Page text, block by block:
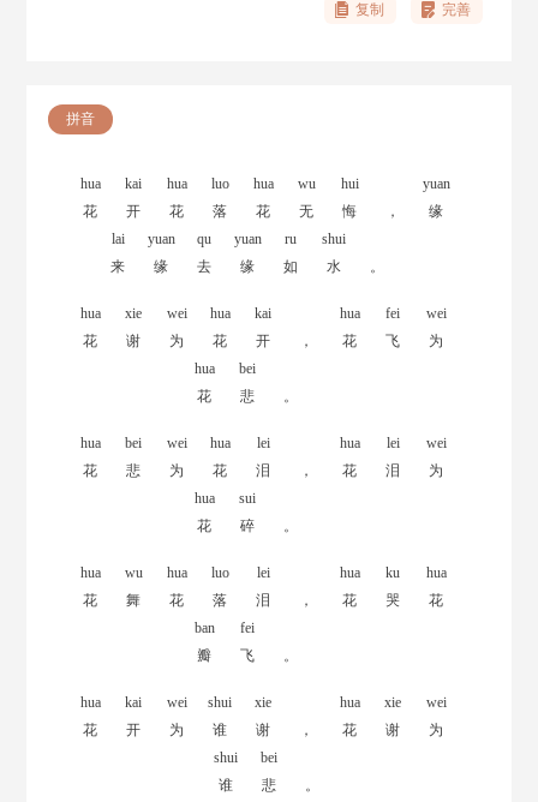
复制 完善
拼音
hua
花
kai
开
hua
花
luo
落
hua
花
wu
无
hui
悔
，
yuan
缘
lai
来
yuan
缘
qu
去
yuan
缘
ru
如
shui
水
。
hua
花
xie
谢
wei
为
hua
花
kai
开
，
hua
花
fei
飞
wei
为
hua
花
bei
悲
。
hua
花
bei
悲
wei
为
hua
花
lei
泪
，
hua
花
lei
泪
wei
为
hua
花
sui
碎
。
hua
花
wu
舞
hua
花
luo
落
lei
泪
，
hua
花
ku
哭
hua
花
ban
瓣
fei
飞
。
hua
花
kai
开
wei
为
shui
谁
xie
谢
，
hua
花
xie
谢
wei
为
shui
谁
bei
悲
。